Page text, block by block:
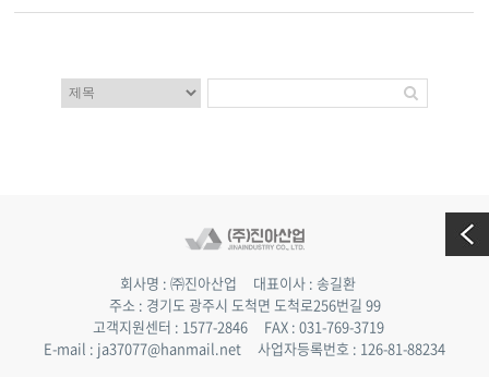
회사명 : ㈜진아산업 대표이사 : 송길환
주소 : 경기도 광주시 도척면 도척로256번길 99
고객지원센터 : 1577-2846 FAX : 031-769-3719
E-mail : ja37077@hanmail.net 사업자등록번호 : 126-81-88234